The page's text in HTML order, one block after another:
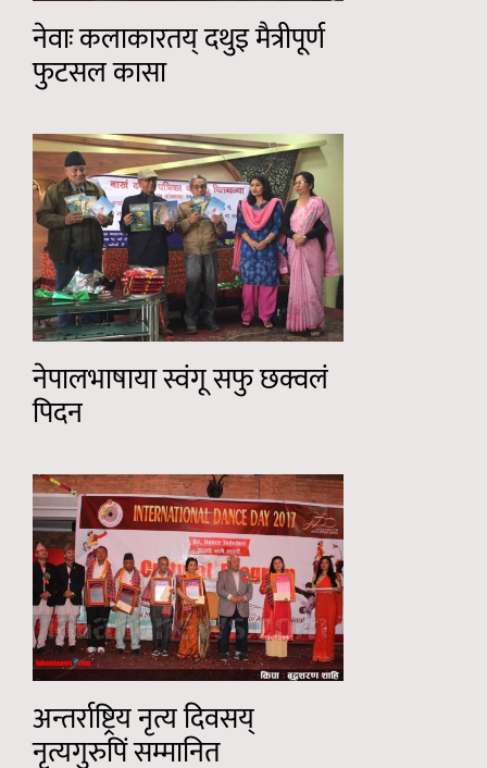
नेवाः कलाकारतय् दथुइ मैत्रीपूर्ण
फुटसल कासा
नेपालभाषाया स्वंगू सफु छक्वलं
पिदन
अन्तर्राष्ट्रिय नृत्य दिवसय्
नृत्यगुरुपिं सम्मानित